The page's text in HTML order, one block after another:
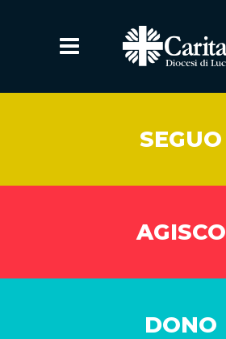
SEGUO
AGISCO
DONO